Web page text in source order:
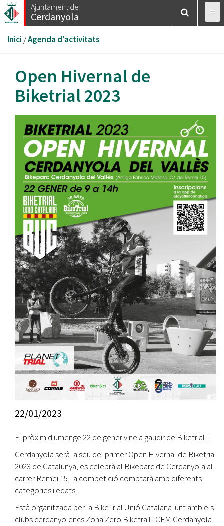
Vés
al
Ajuntament de
Cerdanyola
Esteu
aquí
Inici /Agenda d'activitats
Open Hivernal de
Biketrial 2023
22/01/2023
El pròxim diumenge 22 de gener vine a gaudir de Biketrial!!
Cerdanyola serà la seu del primer Open Hivernal de Biketrial
2023 de Catalunya, es celebrà al Bikeparc de Cerdanyola al
carrer Remei 15, la competició comptarà amb diferents
categories i edats.
Està organitzada per la BikeTrial Unió Catalana junt amb els
clubs cerdanyolencs Zona Zero Biketrail i CEM Cerdanyola.